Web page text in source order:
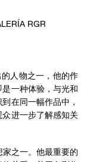
人物之一，他的作
一种体验，与光和
在同一幅作品中，
进一步了解感知关
之一。他最重要的